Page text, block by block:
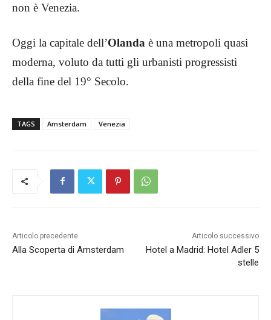
non è Venezia.
Oggi la capitale dell’Olanda è una metropoli quasi
moderna, voluto da tutti gli urbanisti progressisti
della fine del 19° Secolo.
TAGS Amsterdam Venezia
Articolo precedente
Alla Scoperta di Amsterdam
Articolo successivo
Hotel a Madrid: Hotel Adler 5
stelle